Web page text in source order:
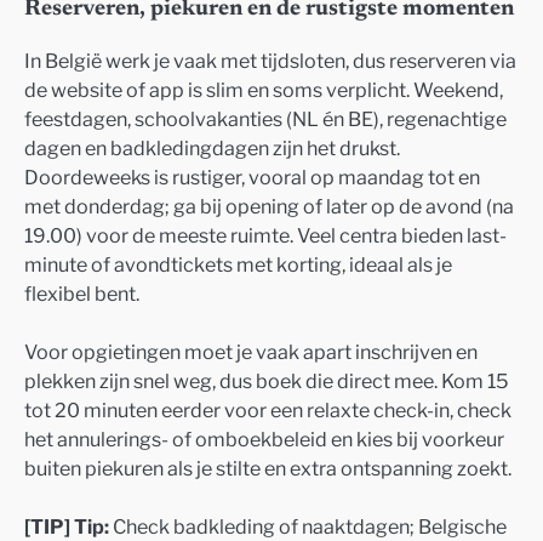
Reserveren, piekuren en de rustigste momenten
In België werk je vaak met tijdsloten, dus reserveren via
de website of app is slim en soms verplicht. Weekend,
feestdagen, schoolvakanties (NL én BE), regenachtige
dagen en badkledingdagen zijn het drukst.
Doordeweeks is rustiger, vooral op maandag tot en
met donderdag; ga bij opening of later op de avond (na
19.00) voor de meeste ruimte. Veel centra bieden last-
minute of avondtickets met korting, ideaal als je
flexibel bent.
Voor opgietingen moet je vaak apart inschrijven en
plekken zijn snel weg, dus boek die direct mee. Kom 15
tot 20 minuten eerder voor een relaxte check-in, check
het annulerings- of omboekbeleid en kies bij voorkeur
buiten piekuren als je stilte en extra ontspanning zoekt.
[TIP] Tip: Check badkleding of naaktdagen; Belgische